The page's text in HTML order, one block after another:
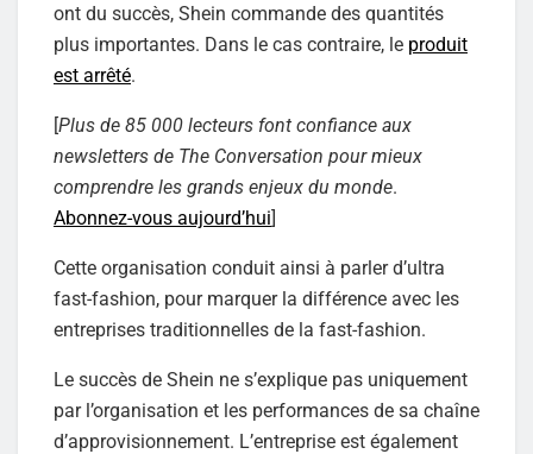
ont du succès, Shein commande des quantités
plus importantes. Dans le cas contraire, le produit
est arrêté.
[Plus de 85 000 lecteurs font confiance aux
newsletters de The Conversation pour mieux
comprendre les grands enjeux du monde.
Abonnez-vous aujourd’hui]
Cette organisation conduit ainsi à parler d’ultra
fast-fashion, pour marquer la différence avec les
entreprises traditionnelles de la fast-fashion.
Le succès de Shein ne s’explique pas uniquement
par l’organisation et les performances de sa chaîne
d’approvisionnement. L’entreprise est également